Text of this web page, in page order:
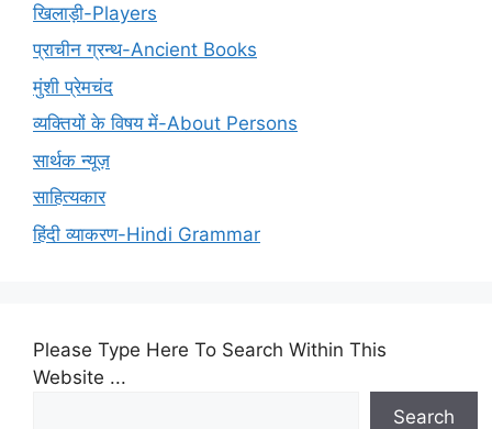
खिलाड़ी-Players
प्राचीन ग्रन्थ-Ancient Books
मुंशी प्रेमचंद
व्यक्तियों के विषय में-About Persons
सार्थक न्यूज़
साहित्यकार
हिंदी व्याकरण-Hindi Grammar
Please Type Here To Search Within This
Website ...
Search